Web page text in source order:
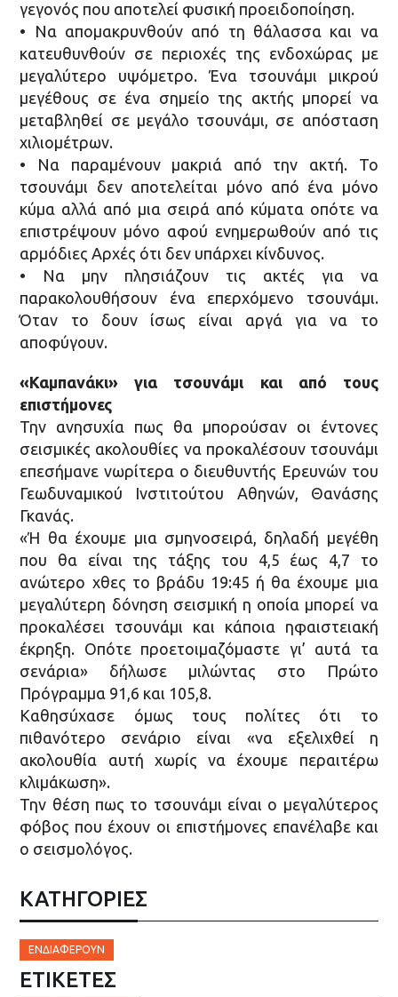
γεγονός που αποτελεί φυσική προειδοποίηση.
• Να απομακρυνθούν από τη θάλασσα και να
κατευθυνθούν σε περιοχές της ενδοχώρας με
μεγαλύτερο υψόμετρο. Ένα τσουνάμι μικρού
μεγέθους σε ένα σημείο της ακτής μπορεί να
μεταβληθεί σε μεγάλο τσουνάμι, σε απόσταση
χιλιομέτρων.
• Να παραμένουν μακριά από την ακτή. Το
τσουνάμι δεν αποτελείται μόνο από ένα μόνο
κύμα αλλά από μια σειρά από κύματα οπότε να
επιστρέψουν μόνο αφού ενημερωθούν από τις
αρμόδιες Aρχές ότι δεν υπάρχει κίνδυνος.
• Να μην πλησιάζουν τις ακτές για να
παρακολουθήσουν ένα επερχόμενο τσουνάμι.
Όταν το δουν ίσως είναι αργά για να το
αποφύγουν.
«Καμπανάκι» για τσουνάμι και από τους
επιστήμονες
Την ανησυχία πως θα μπορούσαν οι έντονες
σεισμικές ακολουθίες να προκαλέσουν τσουνάμι
επεσήμανε νωρίτερα ο διευθυντής Ερευνών του
Γεωδυναμικού Ινστιτούτου Αθηνών, Θανάσης
Γκανάς.
«Ή θα έχουμε μια σμηνοσειρά, δηλαδή μεγέθη
που θα είναι της τάξης του 4,5 έως 4,7 το
ανώτερο χθες το βράδυ 19:45 ή θα έχουμε μια
μεγαλύτερη δόνηση σεισμική η οποία μπορεί να
προκαλέσει τσουνάμι και κάποια ηφαιστειακή
έκρηξη. Οπότε προετοιμαζόμαστε γι’ αυτά τα
σενάρια» δήλωσε μιλώντας στο Πρώτο
Πρόγραμμα 91,6 και 105,8.
Καθησύχασε όμως τους πολίτες ότι το
πιθανότερο σενάριο είναι «να εξελιχθεί η
ακολουθία αυτή χωρίς να έχουμε περαιτέρω
κλιμάκωση».
Την θέση πως το τσουνάμι είναι ο μεγαλύτερος
φόβος που έχουν οι επιστήμονες επανέλαβε και
ο σεισμολόγος.
ΚΑΤΗΓΟΡΙΕΣ
ΕΝΔΙΑΦΈΡΟΥΝ
ΕΤΙΚΈΤΕΣ